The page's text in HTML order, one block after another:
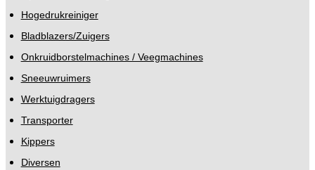
Hogedrukreiniger
Bladblazers/Zuigers
Onkruidborstelmachines / Veegmachines
Sneeuwruimers
Werktuigdragers
Transporter
Kippers
Diversen